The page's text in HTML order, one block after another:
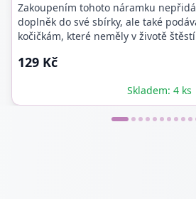
Zakoupením tohoto náramku
doplněk do své sbírky, ale také
kočičkám, které neměly v životě
129 Kč
Skladem: 4 ks